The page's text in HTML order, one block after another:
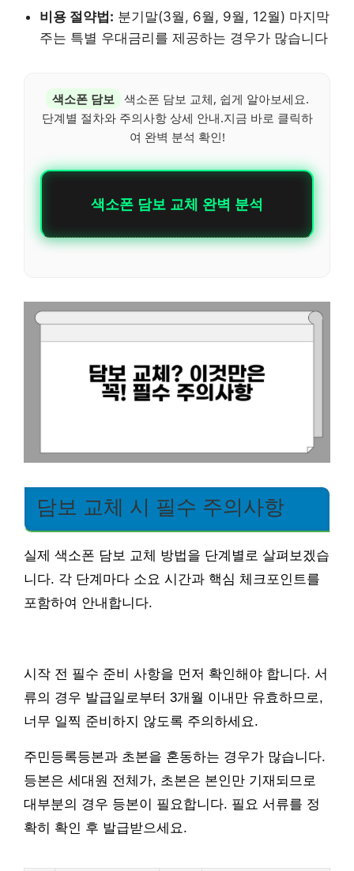
비용 절약법: 분기말(3월, 6월, 9월, 12월) 마지막
주는 특별 우대금리를 제공하는 경우가 많습니다
색소폰 담보
색소폰 담보 교체, 쉽게 알아보세요.
단계별 절차와 주의사항 상세 안내.지금 바로 클릭하
여 완벽 분석 확인!
색소폰 담보 교체 완벽 분석
담보 교체 시 필수 주의사항
실제 색소폰 담보 교체 방법을 단계별로 살펴보겠습
니다. 각 단계마다 소요 시간과 핵심 체크포인트를
포함하여 안내합니다.
시작 전 필수 준비 사항을 먼저 확인해야 합니다. 서
류의 경우 발급일로부터 3개월 이내만 유효하므로,
너무 일찍 준비하지 않도록 주의하세요.
주민등록등본과 초본을 혼동하는 경우가 많습니다.
등본은 세대원 전체가, 초본은 본인만 기재되므로
대부분의 경우 등본이 필요합니다. 필요 서류를 정
확히 확인 후 발급받으세요.